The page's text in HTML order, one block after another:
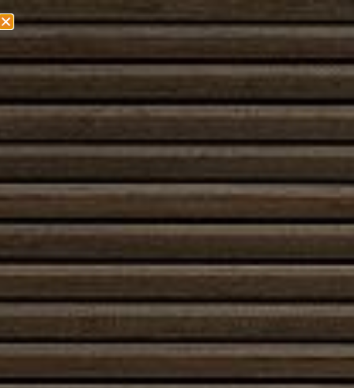
Olemme muuttamassa! Lisätietoa löydättäältä!